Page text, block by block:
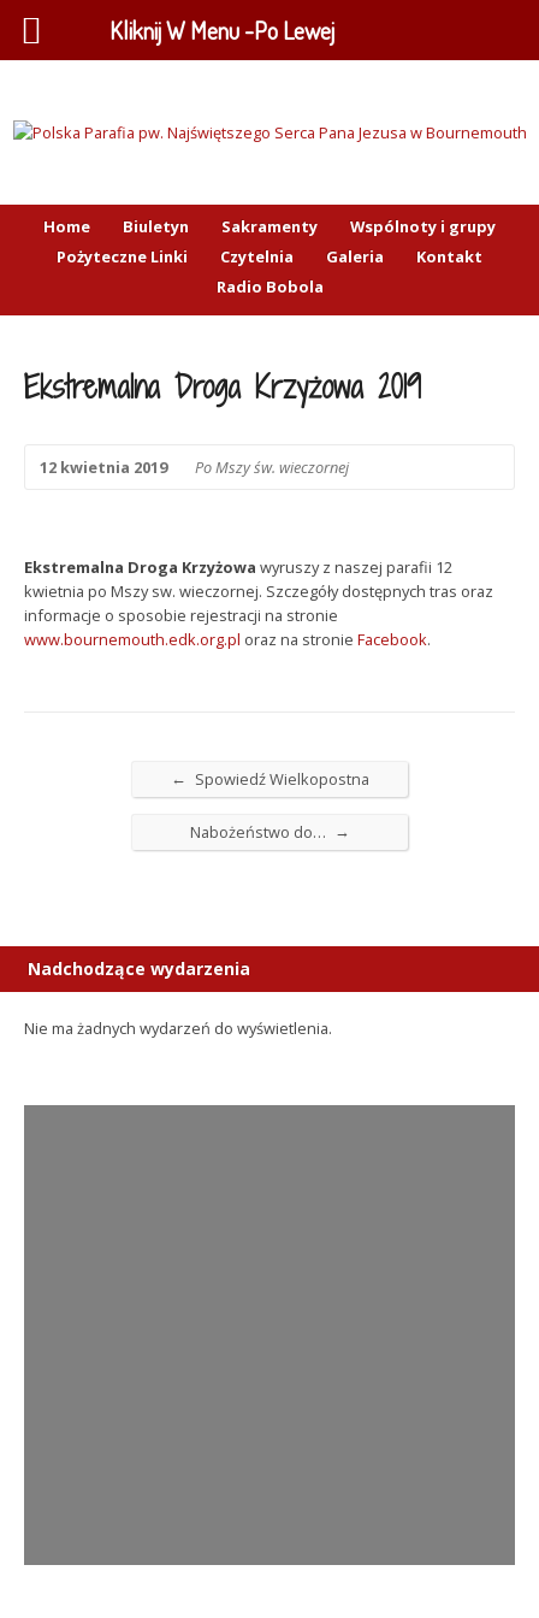
Home Biuletyn Sakramenty
Wspólnoty i grupy
Pożyteczne Linki
Czytelnia Galeria
Kontakt
Radio Bobola
Ekstremalna Droga Krzyżowa 2019
12 kwietnia 2019 Po Mszy św. wieczornej
Ekstremalna Droga Krzyżowa wyruszy z naszej parafii 12
kwietnia po Mszy sw. wieczornej. Szczegóły dostępnych tras oraz
informacje o sposobie rejestracji na stronie
www.bournemouth.edk.org.pl oraz na stronie Facebook.
← Spowiedź Wielkopostna
Nabożeństwo do… →
Nadchodzące wydarzenia
Nie ma żadnych wydarzeń do wyświetlenia.
Kliknij W Menu -Po Lewej